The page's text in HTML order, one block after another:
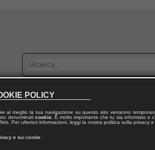
con noi
of Alessandria “Faro” of peace in
POLICY
al meglio la tua navigazione su questo sito verranno
denominati cookie. È molto importante che tu sia informato e
Per ulteriori informazioni, leggi la nostra politica sulla privacy e
e sui cookie